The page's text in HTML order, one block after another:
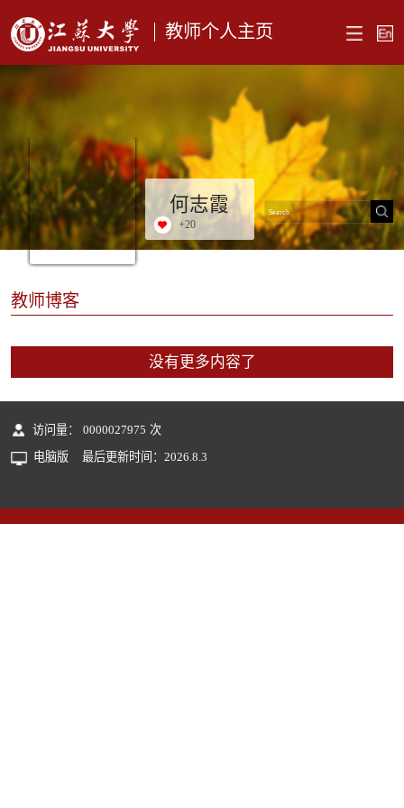
教师个人主页
何志霞
+20
教师博客
没有更多内容了
访问量： 0000027975 次
电脑版
最后更新时间： 2026 8 3